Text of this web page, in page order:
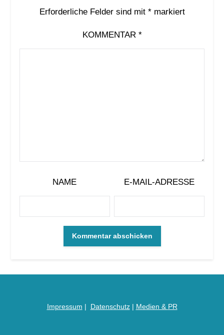
Erforderliche Felder sind mit *markiert
KOMMENTAR *
NAME E-MAIL-ADRESSE
Impressum | Datenschutz| Medien & PR